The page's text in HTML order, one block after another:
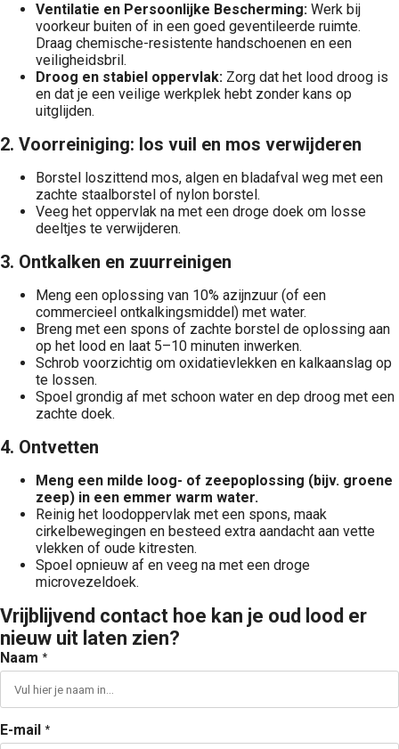
Ventilatie en Persoonlijke Bescherming: Werk bij
voorkeur buiten of in een goed geventileerde ruimte.
Draag chemische-resistente handschoenen en een
veiligheidsbril.
Droog en stabiel oppervlak: Zorg dat het lood droog is
en dat je een veilige werkplek hebt zonder kans op
uitglijden.
2. Voorreiniging: los vuil en mos verwijderen
Borstel loszittend mos, algen en bladafval weg met een
zachte staalborstel of nylon borstel.
Veeg het oppervlak na met een droge doek om losse
deeltjes te verwijderen.
3. Ontkalken en zuurreinigen
Meng een oplossing van 10% azijnzuur (of een
commercieel ontkalkingsmiddel) met water.
Breng met een spons of zachte borstel de oplossing aan
op het lood en laat 5–10 minuten inwerken.
Schrob voorzichtig om oxidatievlekken en kalkaanslag op
te lossen.
Spoel grondig af met schoon water en dep droog met een
zachte doek.
4. Ontvetten
Meng een milde loog- of zeepoplossing (bijv. groene
zeep) in een emmer warm water.
Reinig het loodoppervlak met een spons, maak
cirkelbewegingen en besteed extra aandacht aan vette
vlekken of oude kitresten.
Spoel opnieuw af en veeg na met een droge
microvezeldoek.
Vrijblijvend contact hoe kan je oud lood er
nieuw uit laten zien?
Naam *
E-mail *